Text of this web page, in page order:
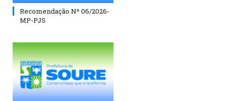
Recomendação Nº 06/2026-
MP-PJS